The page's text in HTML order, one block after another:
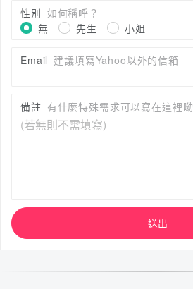
性別 如何稱呼？
無
先生 小姐
Email 建議填寫Yahoo以外的信箱
備註 有什麼特殊需求可以寫在這裡呦
送出